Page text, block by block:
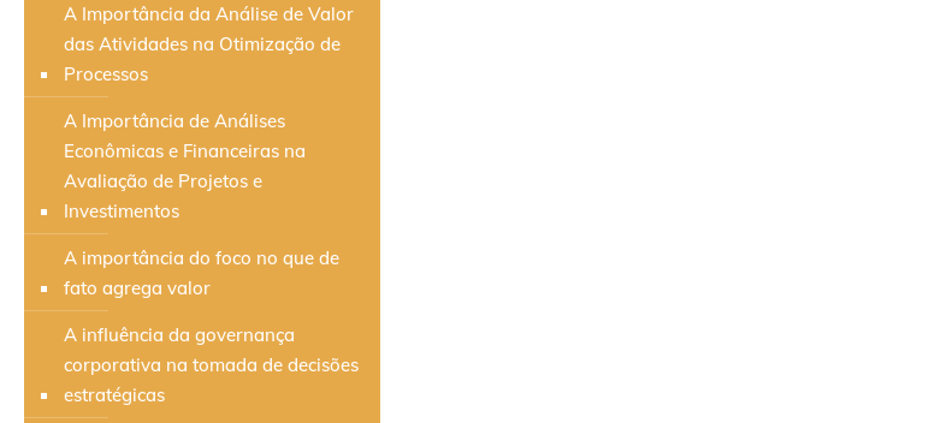
A Importância da Análise de Valor
das Atividades na Otimização de
Processos
A Importância de Análises
Econômicas e Financeiras na
Avaliação de Projetos e
Investimentos
A importância do foco no que de
fato agrega valor
A influência da governança
corporativa na tomada de decisões
estratégicas